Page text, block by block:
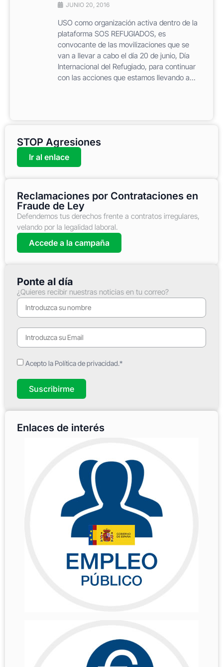
JUNIO 20, 2016
USO como organización activa dentro de la
plataforma SOS REFUGIADOS, es
convocante de las movilizaciones que se
van a llevar a cabo el día 20 de junio, Día
Internacional del Refugiado, para continuar
con las acciones que estamos llevando a...
STOP Agresiones
Ir al enlace
Reclamaciones por Contrataciones en
Fraude de Ley
Defendemos tus derechos frente a contratos irregulares,
velando por la legalidad laboral.
Accede a la campaña
Ponte al día
¿Quieres recibir nuestras noticias en tu correo?
Acepto la Política de privacidad.*
Suscribirme
Enlaces de interés